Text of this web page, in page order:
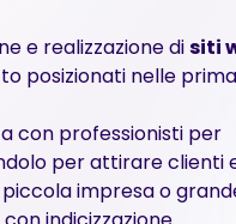
e realizzazione disiti
posizionati nelle prima
con professionisti per
per attirare clienti
impresa o